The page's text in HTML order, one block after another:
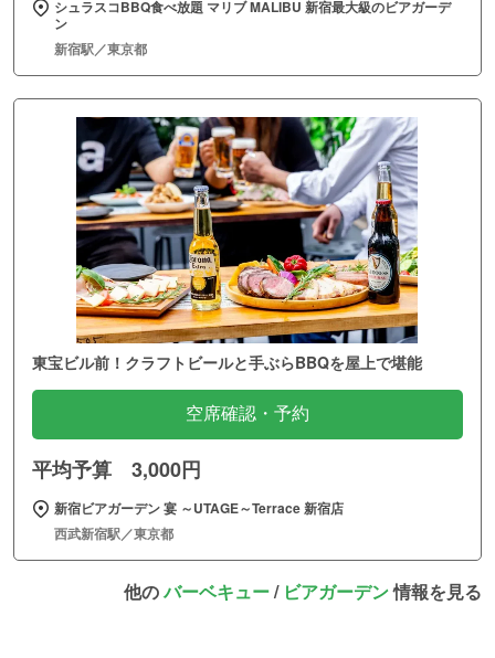
シュラスコBBQ食べ放題 マリブ MALIBU 新宿最大級のビアガーデ
ン
新宿駅／東京都
東宝ビル前！クラフトビールと手ぶらBBQを屋上で堪能
空席確認・予約
平均予算 3,000円
新宿ビアガーデン 宴 ～UTAGE～Terrace 新宿店
西武新宿駅／東京都
他のバーベキュー/ ビアガーデン情報を見る